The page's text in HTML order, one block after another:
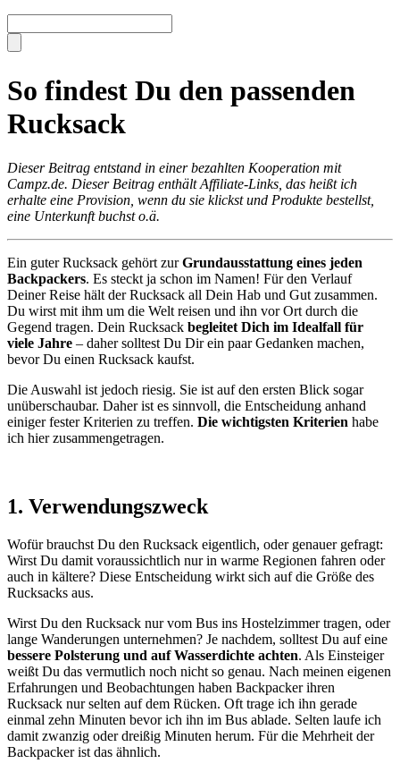
So findest Du den passenden
Rucksack
Dieser Beitrag entstand in einer bezahlten Kooperation mit
Campz.de. Dieser Beitrag enthält Affiliate-Links, das heißt ich
erhalte eine Provision, wenn du sie klickst und Produkte bestellst,
eine Unterkunft buchst o.ä.
Ein guter Rucksack gehört zurGrundausstattung eines jeden
Backpackers. Es steckt ja schon im Namen! Für den Verlauf
Deiner Reise hält der Rucksack all Dein Hab und Gut zusammen.
Du wirst mit ihm um die Welt reisen und ihn vor Ort durch die
Gegend tragen. Dein Rucksack begleitet Dich im Idealfall für
viele Jahre – daher solltest Du Dir ein paar Gedanken machen,
bevor Du einen Rucksack kaufst.
Die Auswahl ist jedoch riesig. Sie ist auf den ersten Blick sogar
unüberschaubar. Daher ist es sinnvoll, die Entscheidung anhand
einiger fester Kriterien zu treffen. Die wichtigsten Kriterien habe
ich hier zusammengetragen.
1. Verwendungszweck
Wofür brauchst Du den Rucksack eigentlich, oder genauer gefragt:
Wirst Du damit voraussichtlich nur in warme Regionen fahren oder
auch in kältere? Diese Entscheidung wirkt sich auf die Größe des
Rucksacks aus.
Wirst Du den Rucksack nur vom Bus ins Hostelzimmer tragen, oder
lange Wanderungen unternehmen? Je nachdem, solltest Du auf eine
bessere Polsterung und auf Wasserdichte achten. Als Einsteiger
weißt Du das vermutlich noch nicht so genau. Nach meinen eigenen
Erfahrungen und Beobachtungen haben Backpacker ihren
Rucksack nur selten auf dem Rücken. Oft trage ich ihn gerade
einmal zehn Minuten bevor ich ihn im Bus ablade. Selten laufe ich
damit zwanzig oder dreißig Minuten herum. Für die Mehrheit der
Backpacker ist das ähnlich.